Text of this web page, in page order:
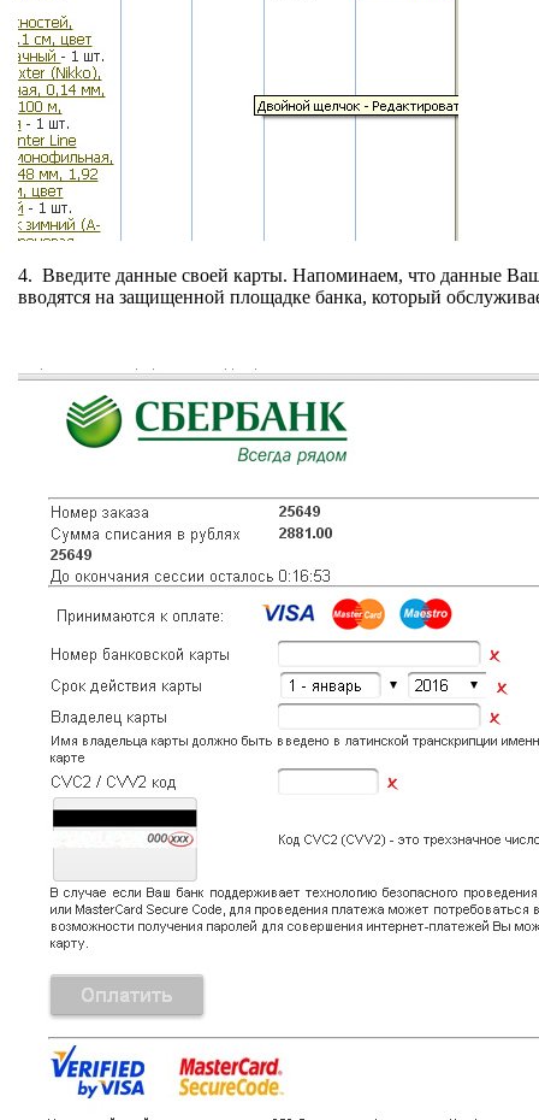
4. Введите данные своей карты. Напоминаем, что данные
вводятся на защищенной площадке банка, который